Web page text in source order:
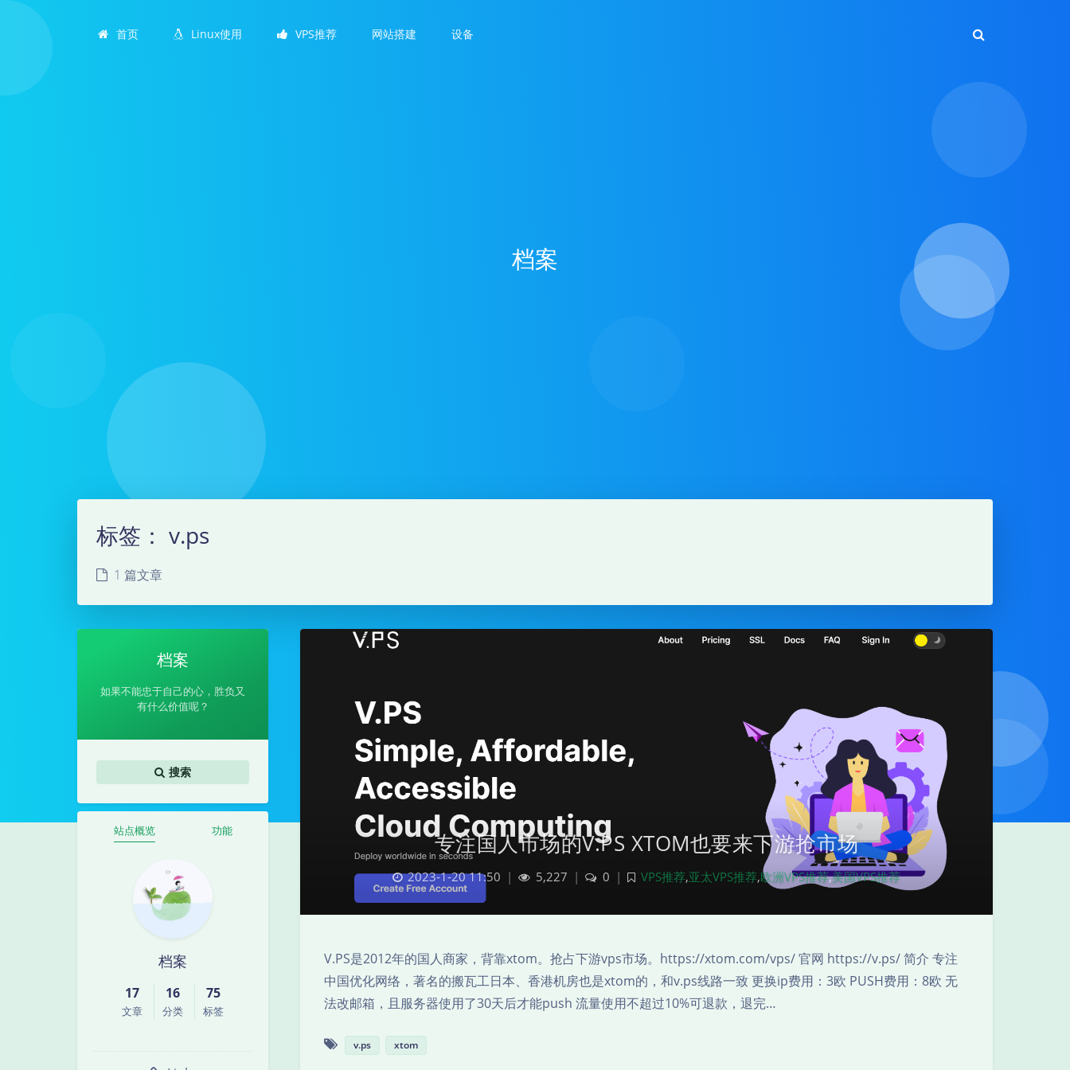
首页 Linux使用 VPS推荐 网站搭建 设备
档案
夜间模式
Sans Serif Serif
浅阴影 深阴影
标签： v.ps
1 篇文章
档案
如果不能忠于自己的心，胜负又
有什么价值呢？
搜索
站点概览 功能
档案
17
文章
16
分类
75
标签
专注国人市场的V.PS XTOM也要来下游抢市场
2023-1-20 11:50 5,227 0 VPS推荐,亚太VPS推荐,欧洲VPS推荐,美国VPS推荐
V.PS是2012年的国人商家，背靠xtom。抢占下游vps市场。https://xtom.com/vps/ 官网 https://v.ps/ 简介 专注
中国优化网络，著名的搬瓦工日本、香港机房也是xtom的，和v.ps线路一致 更换ip费用：3欧 PUSH费用：8欧 无
法改邮箱，且服务器使用了30天后才能push 流量使用不超过10%可退款，退完…
v.ps xtom